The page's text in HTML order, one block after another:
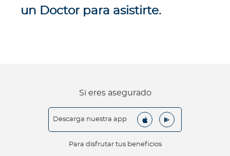
un Doctor para asistirte.
Si eres asegurado
Descarga nuestra app
Para disfrutar tus beneficios